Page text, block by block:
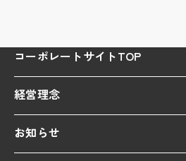
コーポレートサイトTOP
経営理念
お知らせ